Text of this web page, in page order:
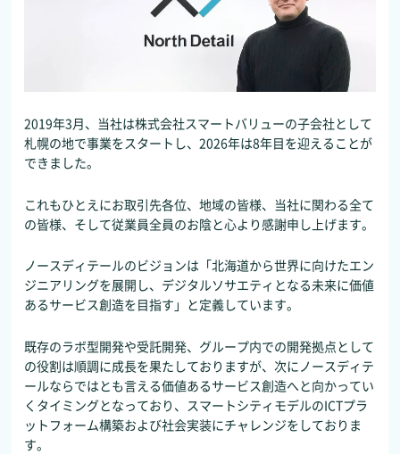
2019年3月、当社は株式会社スマートバリューの子会社として
札幌の地で事業をスタートし、2026年は8年目を迎えることが
できました。
これもひとえにお取引先各位、地域の皆様、当社に関わる全て
の皆様、そして従業員全員のお陰と心より感謝申し上げます。
ノースディテールのビジョンは「北海道から世界に向けたエン
ジニアリングを展開し、デジタルソサエティとなる未来に価値
あるサービス創造を目指す」と定義しています。
既存のラボ型開発や受託開発、グループ内での開発拠点として
の役割は順調に成長を果たしておりますが、次にノースディテ
ールならではとも言える価値あるサービス創造へと向かってい
くタイミングとなっており、スマートシティモデルのICTプラ
ットフォーム構築および社会実装にチャレンジをしておりま
す。